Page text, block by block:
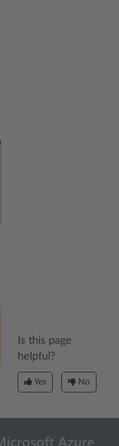
Is this page
helpful?
Yes No